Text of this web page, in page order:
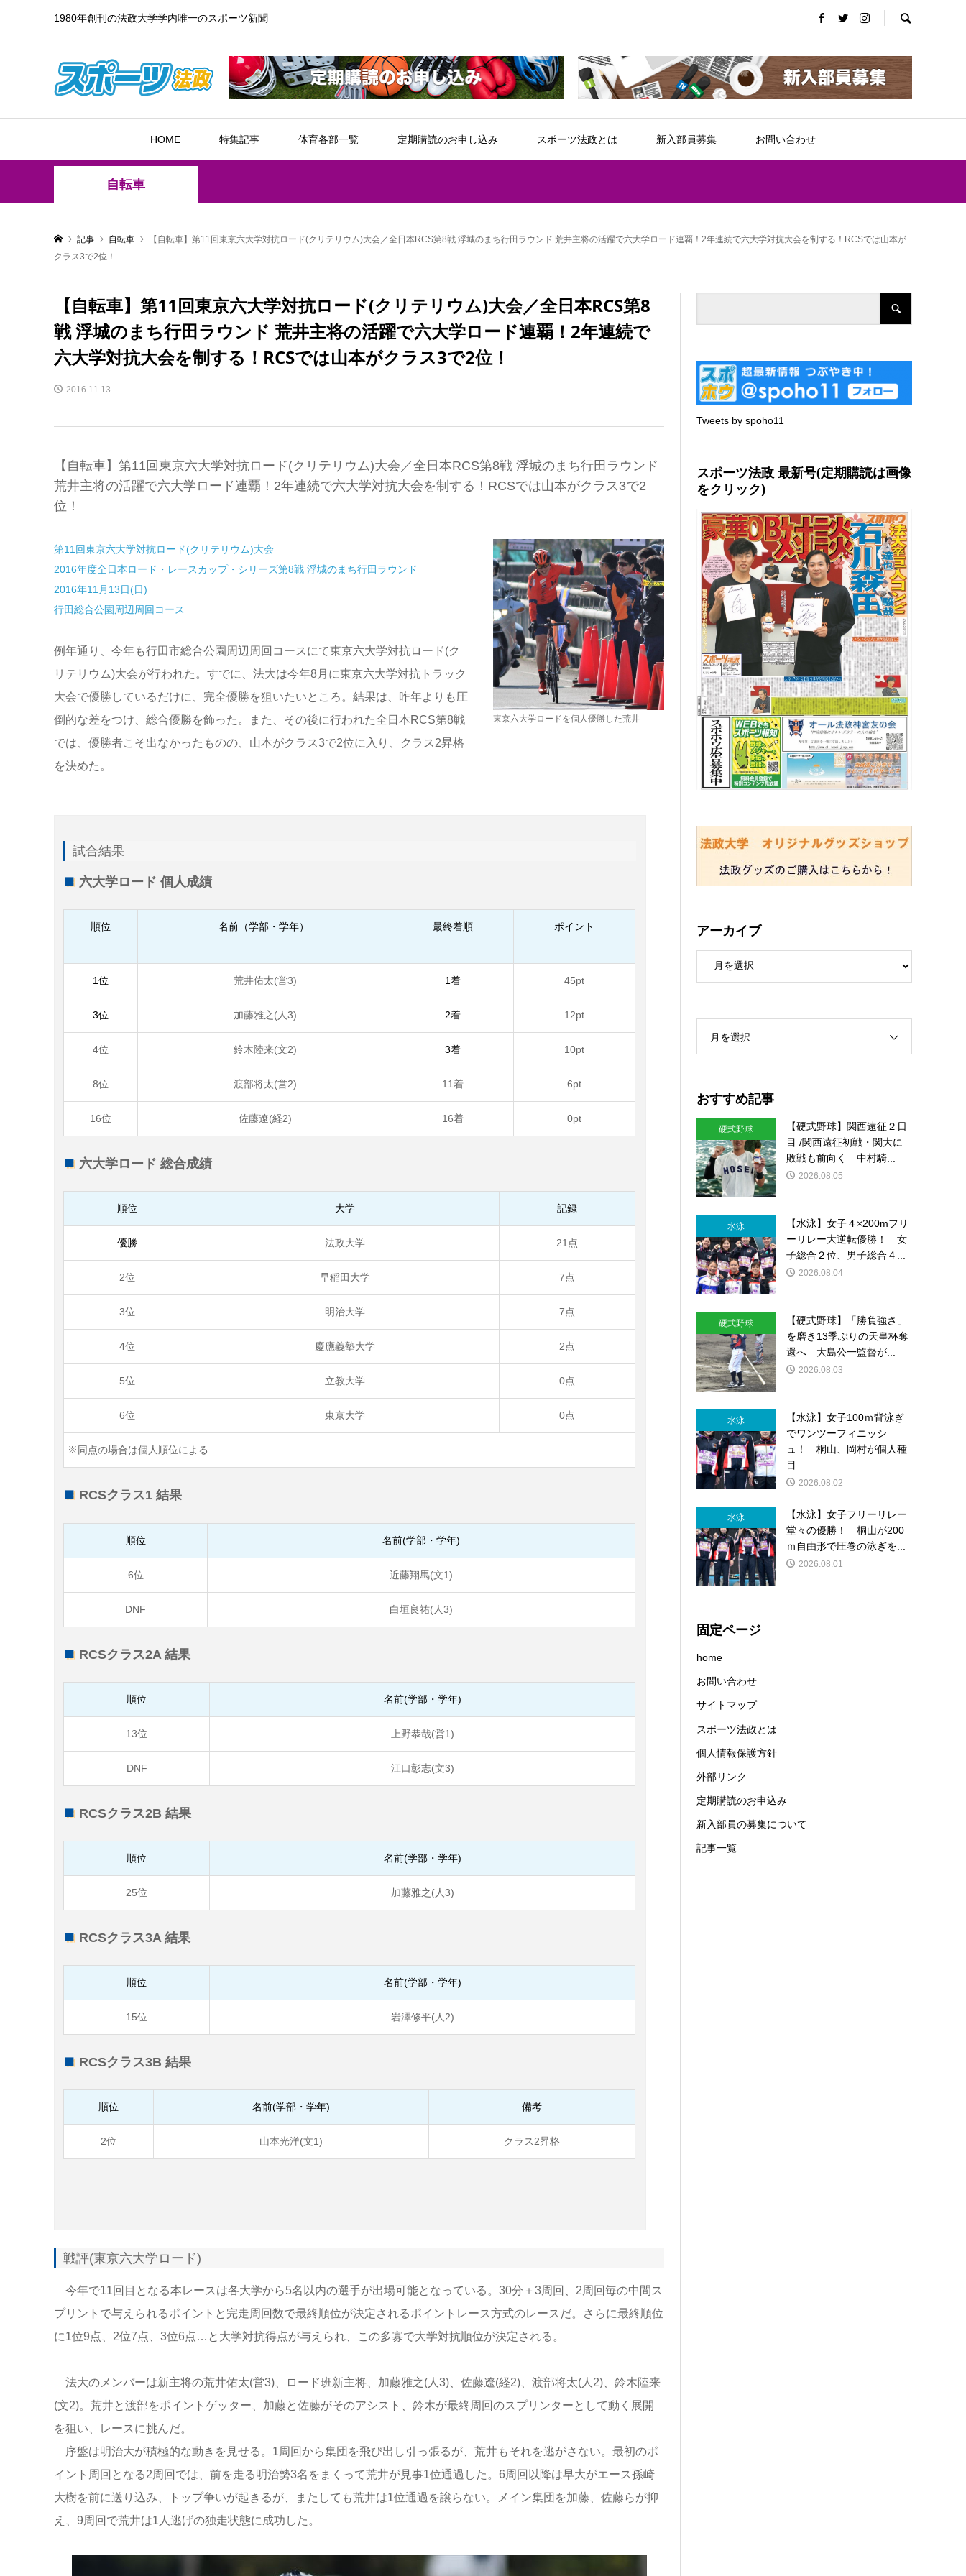
1980年創刊の法政大学学内唯一のスポーツ新聞
HOME 特集記事 体育各部一覧 定期購読のお申し込み スポーツ法政とは 新入部員募集 お問い合わせ
自転車
記事 自転車
【自転車】第11回東京六大学対抗ロード(クリテリウム)大会／全日本RCS第8戦 浮城のまち行田ラウンド 荒井主将の活躍で六大学ロード連覇！2年連続で六大学対抗大会を制する！RCSでは山本が
クラス3で2位！
【自転車】第11回東京六大学対抗ロード(クリテリウム)大会／全日本RCS第8
戦 浮城のまち行田ラウンド 荒井主将の活躍で六大学ロード連覇！2年連続で
六大学対抗大会を制する！RCSでは山本がクラス3で2位！
2016.11.13
【自転車】第11回東京六大学対抗ロード(クリテリウム)大会／全日本RCS第8戦 浮城のまち行田ラウンド
荒井主将の活躍で六大学ロード連覇！2年連続で六大学対抗大会を制する！RCSでは山本がクラス3で2
位！
第11回東京六大学対抗ロード(クリテリウム)大会
2016年度全日本ロード・レースカップ・シリーズ第8戦 浮城のまち行田ラウンド
2016年11月13日(日)
行田総合公園周辺周回コース
例年通り、今年も行田市総合公園周辺周回コースにて東京六大学対抗ロード(ク
リテリウム)大会が行われた。すでに、法大は今年8月に東京六大学対抗トラック
大会で優勝しているだけに、完全優勝を狙いたいところ。結果は、昨年よりも圧
倒的な差をつけ、総合優勝を飾った。また、その後に行われた全日本RCS第8戦
では、優勝者こそ出なかったものの、山本がクラス3で2位に入り、クラス2昇格
を決めた。
東京六大学ロードを個人優勝した荒井
試合結果
六大学ロード 個人成績
順位 名前（学部・学年） 最終着順 ポイント
1位 荒井佑太(営3) 1着 45pt
3位 加藤雅之(人3) 2着 12pt
4位 鈴木陸来(文2) 3着 10pt
8位 渡部将太(営2) 11着 6pt
16位 佐藤遼(経2) 16着 0pt
六大学ロード 総合成績
順位 大学 記録
優勝 法政大学 21点
2位 早稲田大学 7点
3位 明治大学 7点
4位 慶應義塾大学 2点
5位 立教大学 0点
6位 東京大学 0点
※同点の場合は個人順位による
RCSクラス1 結果
順位 名前(学部・学年)
6位 近藤翔馬(文1)
DNF 白垣良祐(人3)
RCSクラス2A 結果
順位 名前(学部・学年)
13位 上野恭哉(営1)
DNF 江口彰志(文3)
RCSクラス2B 結果
順位 名前(学部・学年)
25位 加藤雅之(人3)
RCSクラス3A 結果
順位 名前(学部・学年)
15位 岩澤修平(人2)
RCSクラス3B 結果
順位 名前(学部・学年) 備考
2位 山本光洋(文1) クラス2昇格
戦評(東京六大学ロード)
今年で11回目となる本レースは各大学から5名以内の選手が出場可能となっている。30分＋3周回、2周回毎の中間ス
プリントで与えられるポイントと完走周回数で最終順位が決定されるポイントレース方式のレースだ。さらに最終順位
に1位9点、2位7点、3位6点…と大学対抗得点が与えられ、この多寡で大学対抗順位が決定される。
法大のメンバーは新主将の荒井佑太(営3)、ロード班新主将、加藤雅之(人3)、佐藤遼(経2)、渡部将太(人2)、鈴木陸来
(文2)。荒井と渡部をポイントゲッター、加藤と佐藤がそのアシスト、鈴木が最終周回のスプリンターとして動く展開
を狙い、レースに挑んだ。
序盤は明治大が積極的な動きを見せる。1周回から集団を飛び出し引っ張るが、荒井もそれを逃がさない。最初のポ
イント周回となる2周回では、前を走る明治勢3名をまくって荒井が見事1位通過した。6周回以降は早大がエース孫崎
大樹を前に送り込み、トップ争いが起きるが、またしても荒井は1位通過を譲らない。メイン集団を加藤、佐藤らが抑
え、9周回で荒井は1人逃げの独走状態に成功した。
Tweets by spoho11
スポーツ法政 最新号(定期購読は画像
をクリック)
アーカイブ
月を選択
おすすめ記事
硬式野球
【硬式野球】関西遠征２日
目 /関西遠征初戦・関大に
敗戦も前向く 中村騎...
2026.08.05
水泳
【水泳】女子４×200mフリ
ーリレー大逆転優勝！ 女
子総合２位、男子総合４...
2026.08.04
硬式野球
【硬式野球】「勝負強さ」
を磨き13季ぶりの天皇杯奪
還へ 大島公一監督が...
2026.08.03
水泳
【水泳】女子100ｍ背泳ぎ
でワンツーフィニッシ
ュ！ 桐山、岡村が個人種
目...
2026.08.02
水泳
【水泳】女子フリーリレー
堂々の優勝！ 桐山が200
ｍ自由形で圧巻の泳ぎを...
2026.08.01
固定ページ
home
お問い合わせ
サイトマップ
スポーツ法政とは
個人情報保護方針
外部リンク
定期購読のお申込み
新入部員の募集について
記事一覧